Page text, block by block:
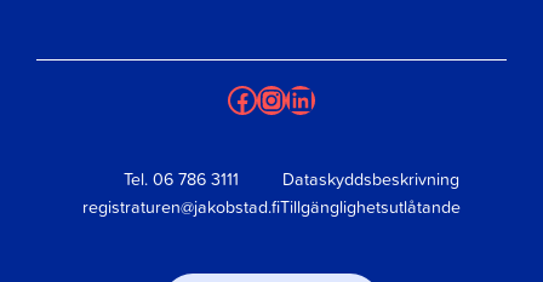
Facebook
Instagram
LinkedIn
Tel. 06 786 3111
registraturen@jakobstad.fi
Dataskyddsbeskrivning
Tillgänglighetsutlåtande